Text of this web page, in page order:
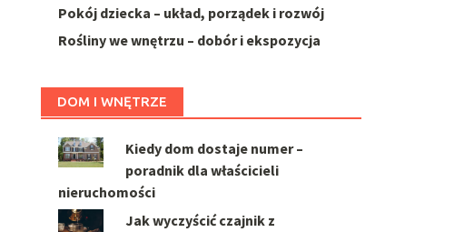
Pokój dziecka – układ, porządek i rozwój
Rośliny we wnętrzu – dobór i ekspozycja
DOM I WNĘTRZE
Kiedy dom dostaje numer –
poradnik dla właścicieli
nieruchomości
Jak wyczyścić czajnik z